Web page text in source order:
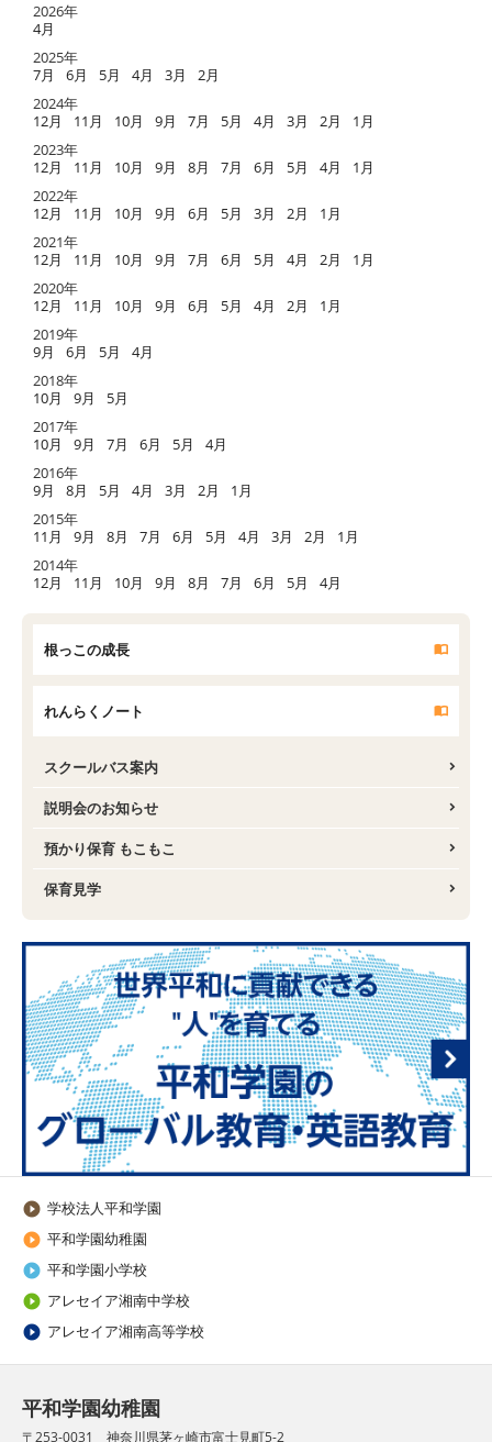
2026年
4月
2025年
7月
6月 5月 4月 3月
2月
2024年
12月
11月 10月 9月 7月 5月 4月 3月 2月
1月
2023年
12月
11月 10月 9月 8月 7月 6月 5月 4月
1月
2022年
12月
11月 10月 9月 6月 5月 3月 2月
1月
2021年
12月
11月 10月 9月 7月 6月 5月 4月 2月
1月
2020年
12月
11月 10月 9月 6月 5月 4月 2月
1月
2019年
9月
6月 5月
4月
2018年
10月
9月
5月
2017年
10月
9月 7月 6月 5月
4月
2016年
9月
8月 5月 4月 3月 2月
1月
2015年
11月
9月 8月 7月 6月 5月 4月 3月 2月
1月
2014年
12月
11月 10月 9月 8月 7月 6月 5月 4月
根っこの成長
れんらくノート
スクールバス案内
説明会のお知らせ
預かり保育 もこもこ
保育見学
 学校法人平和学園
 平和学園幼稚園
 平和学園小学校
 アレセイア湘南中学校
 アレセイア湘南高等学校
平和学園幼稚園
〒253-0031 神奈川県茅ヶ崎市富士見町5-2